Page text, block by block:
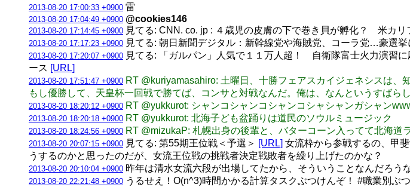
2013-08-20 17:00:33 +0900 雷
2013-08-20 17:04:49 +0900 @cookies146
2013-08-20 17:14:45 +0900 見てる: CNN. co. jp : ４歳児の皮膚の下で巻き貝が孵化？ 米カリ
2013-08-20 17:17:23 +0900 見てる: 朝日新聞デジタル：新幹線党や海賊党、コーラ党…豪選
2013-08-20 17:20:07 +0900 見てる: 「ガルパン」人気で１１万人超！ 自衛隊富士火力演習
ース [URL]
2013-08-20 17:51:47 +0900 RT @kuriyamasahiro: 土曜日、十勝フェアスカイジェネシスは、
もし優勝して、天皇杯一回戦で勝てば、コンサと対戦なんだ。俺は、なんというすばら
2013-08-20 18:20:12 +0900 RT @yukkurot: シャンコシャンコシャンコシャシャンガシャン
2013-08-20 18:20:18 +0900 RT @yukkurot: 北海子ども盆踊りは道民のソウルミュージック
2013-08-20 18:24:56 +0900 RT @mizukaP: 札幌出身の後輩と、バターコーン入ってて北海道
2013-08-20 20:07:15 +0900 見てる: 第55期王位戦＜予選＞ [URL] 女流枠から参戦するの、甲
うするのかと思ったのだが、女流王位戦の挑戦者決定戦敗者を繰り上げたのかな？
2013-08-20 20:10:04 +0900 昨年は清水女流六段が出場してたから、そういうことなんだろう
2013-08-20 22:21:48 +0900 うるせえ！O(n^3)時間かかる計算タスクぶつけんぞ！ #職業別ぶ